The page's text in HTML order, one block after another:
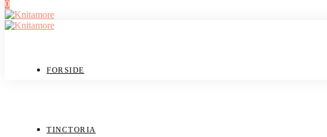
0
FORSIDE
TINCTORIA